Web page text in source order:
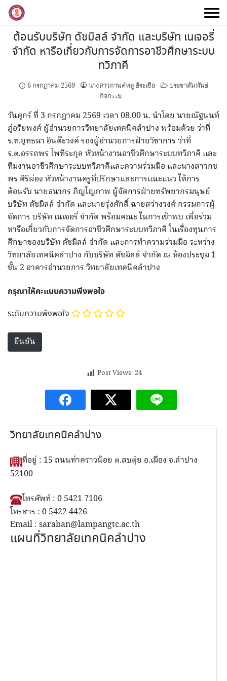
Skip
contentต้อนรับบริษัท ดัชมิลล์ จำกัด และบริษัท เนเจอรี่
จำกัด หารือเกี่ยวกับการจัดการอาชีวศึกษาระบบ
ทวิภาคี
6 กรกฎาคม 2569 นางสาวกานต์พลู ธีระเชีย
ประชาสัมพันธ์
กิจกรรม
วันศุกร์ ที่ 3 กรกฎาคม 2569 เวลา 08.00 น. นำโดย นายณัฐนนท์
ภู่อริยพงศ์ ผู้อำนวยการวิทยาลัยเทคนิคลำปาง พร้อมด้วย ว่าที่
ร.ท.ยุทธนา อินต๊ะวงค์ รองผู้อำนวยการฝ่ายวิชาการ ว่าที่
ร.ต.อรรถพร ไพทีระกุล หัวหน้างานอาชีวศึกษาระบบทวิภาคี และ
ทีมงานอาชีวศึกษาระบบทวิภาคีและความร่วมมือ และนางสาวกช
พร ศิริผ่อง หัวหน้างานครูที่ปรึกษาและการแนะแนว ให้การ
ต้อนรับ นายธนากร ภิญโญภาพ ผู้จัดการฝ่ายทรัพยากรมนุษย์
บริษัท ดัชมิลล์ จำกัด และนายรุ่งศักดิ์ ฉายสว่างวงศ์ กรรมการผู้
จัดการ บริษัท เนเจอรี่ จำกัด พร้อมคณะ ในการเข้าพบ เพื่อร่วม
หารือเกี่ยวกับการจัดการอาชีวศึกษาระบบทวิภาคี ในเรื่องทุนการ
ศึกษาของบริษัท ดัชมิลล์ จำกัด และการทำความร่วมมือ ระหว่าง
วิทยาลัยเทคนิคลำปาง กับบริษัท ดัชมิลล์ จำกัด ณ ห้องประชุม 1
ชั้น 2 อาคารอำนวยการ วิทยาลัยเทคนิคลำปาง
กรุณาให้คะแนนความพึงพอใจ
ระดับความพึงพอใจ
Post Views: 24
วิทยาลัยเทคนิคลำปาง
ที่อยู่ : 15 ถนนท่าคราวน้อย ต.สบตุ๋ย อ.เมือง จ.ลำปาง
52100
โทรศัพท์ : 0 5421 7106
โทรสาร : 0 5422 4426
Email : saraban@lampangtc.ac.th
แผนที่วิทยาลัยเทคนิคลำปาง